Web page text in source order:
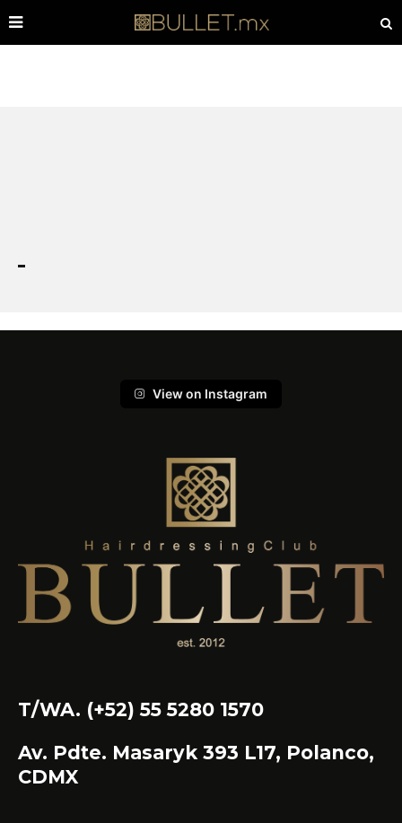
View on Instagram
T/WA. (+52) 55 5280 1570
Av. Pdte. Masaryk 393 L17, Polanco,
CDMX